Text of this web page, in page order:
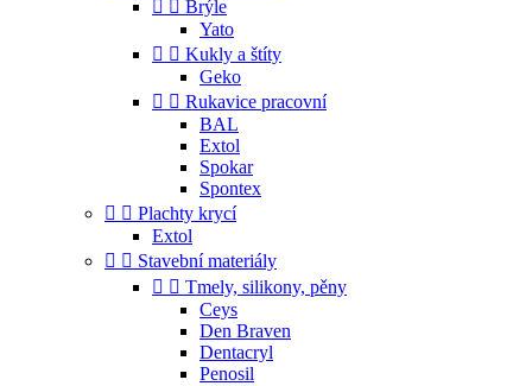
  Brýle
Yato
  Kukly a štíty
Geko
  Rukavice pracovní
BAL
Extol
Spokar
Spontex
  Plachty krycí
Extol
  Stavební materiály
  Tmely, silikony, pěny
Ceys
Den Braven
Dentacryl
Penosil